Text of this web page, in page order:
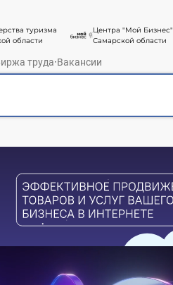
туризма
области
Центра "Мой Бизнес"
Самарской области
труда·Вакансии